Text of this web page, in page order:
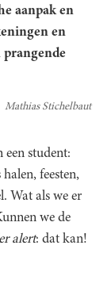
aanpak en
en
Mathias Stichelbaut
een student:
feesten,
Wat als we er
we de
alert: dat kan!